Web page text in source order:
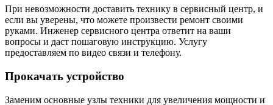
При невозможности доставить технику в сервисный центр, и
если вы уверены, что можете произвести ремонт своими
руками. Инженер сервисного центра ответит на ваши
вопросы и даст пошаговую инструкцию. Услугу
предоставляем по видео связи и телефону.
Прокачать устройство
Заменим основные узлы техники для увеличения мощности и